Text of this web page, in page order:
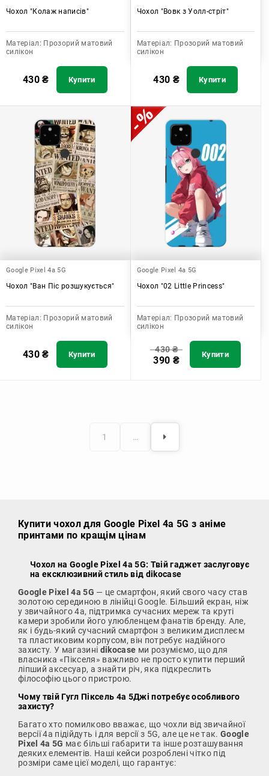
Чохол "Колаж написів"
Матеріал: Прозорий матовий
силікон
430₴ Купити
Чохол "Вовк з Уолл-стріт"
Матеріал: Прозорий матовий
силікон
430 ₴ Купити
Google Pixel 4a 5G
Чохол "Ван Піс розшукується"
Матеріал: Прозорий матовий
силікон
430₴ Купити
Google Pixel 4a 5G
Чохол "02 Little Princess"
Матеріал: Прозорий матовий
силікон
430₴
390 ₴ Купити
1 …
Купити чохол для Google Pixel 4a 5G з аніме
принтами по кращім цінам
Чохол на Google Pixel 4a 5G: Твій гаджет заслуговує
на ексклюзивний стиль від dikocase
Google Pixel 4a 5G — це смартфон, який свого часу став
золотою серединою в лінійці Google. Більший екран, ніж
у звичайного 4a, підтримка сучасних мереж та круті
камери зробили його улюбленцем фанатів бренду. Але,
як і будь-який сучасний смартфон з великим дисплеєм
та пластиковим корпусом, він потребує надійного
захисту. У магазині dikocase ми розуміємо, що для
власника «Пікселя» важливо не просто купити перший
ліпший аксесуар, а знайти річ, яка підкреслить
філософію цього пристрою.
Чому твій Гугл Піксель 4а 5Джі потребує особливого
захисту?
Багато хто помилково вважає, що чохли від звичайної
версії 4a підійдуть і для версії з 5G, але це не так. Google
Pixel 4a 5G має більші габарити та інше розташування
деяких елементів. Наші кейси розроблені чітко під
розміри саме цієї моделі, що гарантує: